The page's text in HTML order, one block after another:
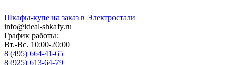
Шкафы-купе на заказ в Электростали
info@ideal-shkafy.ru
График работы:
Вт.-Вс. 10:00-20:00
8 (495) 664-41-65
8 (925) 613-64-79